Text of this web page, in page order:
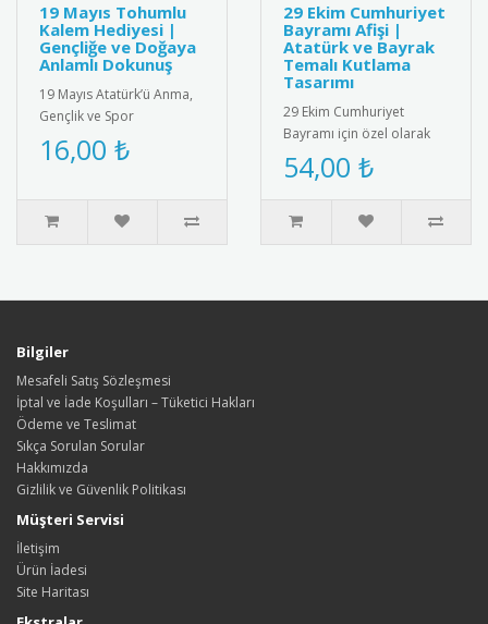
19 Mayıs Tohumlu
Kalem Hediyesi |
Gençliğe ve Doğaya
Anlamlı Dokunuş
19 Mayıs Atatürk’ü Anma,
Gençlik ve Spor
Bayramı’na özel olarak
tasarlanmış tohumlu
16,00 ₺
29 Ekim Cumhuriyet
Bayramı Afişi |
Atatürk ve Bayrak
Temalı Kutlama
Tasarımı
29 Ekim Cumhuriyet
Bayramı için özel olarak
tasarlanmış afiş. Türk
bayrağı ve Atatürk
silüetiyle süs..
54,00 ₺
Bilgiler
Mesafeli Satış Sözleşmesi
İptal ve İade Koşulları – Tüketici Hakları
Ödeme ve Teslimat
Sıkça Sorulan Sorular
Hakkımızda
Gizlilik ve Güvenlik Politikası
Müşteri Servisi
İletişim
Ürün İadesi
Site Haritası